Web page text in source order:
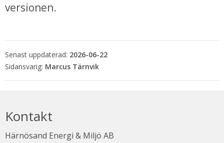
versionen.
Senast uppdaterad: 2026-06-22
Marcus Tärnvik
Kontakt
Härnösand Energi & Miljö AB